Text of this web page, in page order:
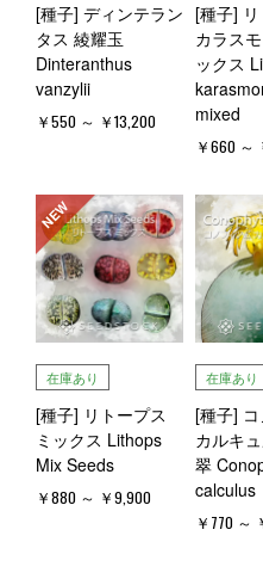
[種子] ディンテラン
タス 綾耀玉
Dinteranthus
vanzylii
￥550 ～ ￥13,200
[種子]
カラス
ックス
mixed
￥660 ～
NEW
在庫あり
[種子] リトープス
ミックス Lithops
Mix Seeds
￥880 ～ ￥9,900
在庫あり
[種子]
カルキ
翠
calculus
￥770 ～